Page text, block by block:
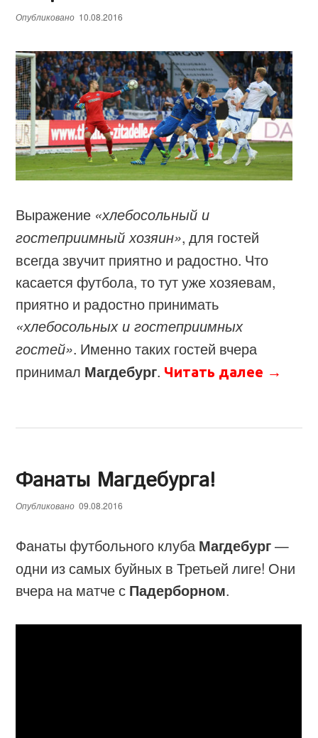
Опубликовано 10.08.2016
Выражение «хлебосольный и
гостеприимный хозяин», для гостей
всегда звучит приятно и радостно. Что
касается футбола, то тут уже хозяевам,
приятно и радостно принимать
«хлебосольных и гостеприимных
гостей». Именно таких гостей вчера
принимал Магдебург. Читать далее →
Фанаты Магдебурга!
Опубликовано 09.08.2016
Фанаты футбольного клуба Магдебург—
одни из самых буйных в Третьей лиге! Они
вчера на матче с Падерборном.